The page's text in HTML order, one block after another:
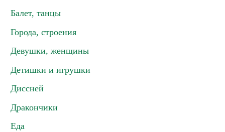
Балет, танцы
Города, строения
Девушки, женщины
Детишки и игрушки
Диссней
Дракончики
Еда